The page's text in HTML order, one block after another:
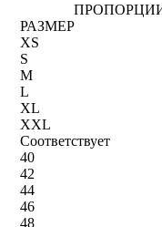
РАЗМЕР
XS
S
M
L
XL
XXL
Соответствует
40
42
44
46
48